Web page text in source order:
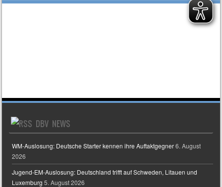
DBV NEWS
WM-Auslosung: Deutsche Starter kennen ihre Auftaktgegner 6. August
2026
Jugend-EM-Auslosung: Deutschland trifft auf Schweden, Litauen und
Luxemburg 5. August 2026